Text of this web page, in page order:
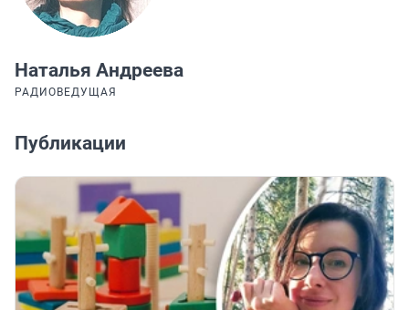
Наталья Андреева
РАДИОВЕДУЩАЯ
Публикации